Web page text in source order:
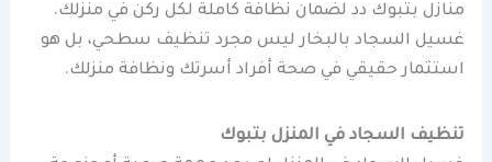
منازل بتبوك دد لضمان نظافة كاملة لكل ركن في منزلك.
غسيل السجاد بالبخار ليس مجرد تنظيف سطحي، بل هو
استثمار حقيقي في صحة أفراد أسرتك ونظافة منزلك.
تنظيف السجاد في المنزل بتبوك